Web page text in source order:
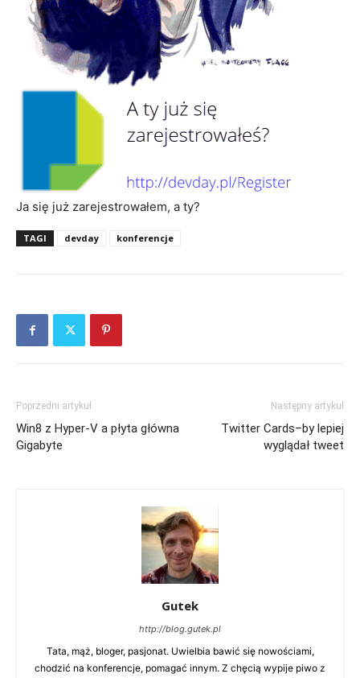
Ja się już zarejestrowałem, a ty?
TAGI devday konferencje
Poprzedni artykuł
Win8 z Hyper-V a płyta główna
Gigabyte
Następny artykuł
Twitter Cards–by lepiej
wyglądał tweet
Gutek
http://blog.gutek.pl
Tata, mąż, bloger, pasjonat. Uwielbia bawić się nowościami,
chodzić na konferencje, pomagać innym. Z chęcią wypije piwo z